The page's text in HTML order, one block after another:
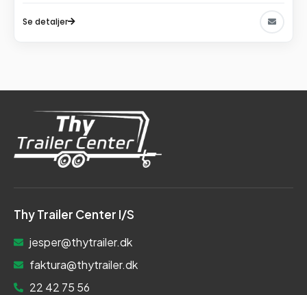
Se detaljer
Thy Trailer Center I/S
jesper@thytrailer.dk
faktura@thytrailer.dk
22 42 75 56